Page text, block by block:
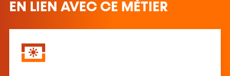
EN LIEN AVEC CE MÉTIER